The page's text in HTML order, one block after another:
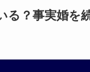
る？事実婚を